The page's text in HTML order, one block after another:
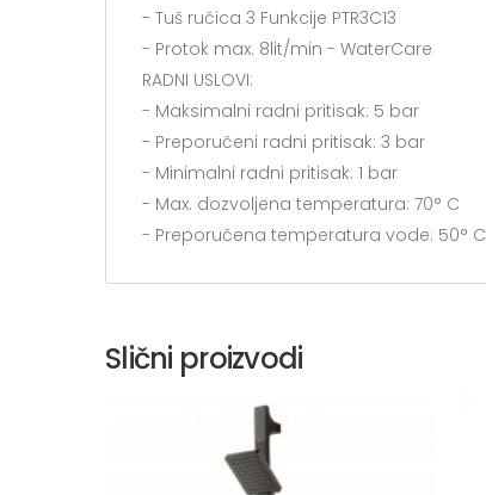
- Tuš ručica 3 Funkcije PTR3C13
- Protok max. 8lit/min - WaterCare
RADNI USLOVI:
- Maksimalni radni pritisak: 5 bar
- Preporučeni radni pritisak: 3 bar
- Minimalni radni pritisak: 1 bar
- Max. dozvoljena temperatura: 70° C
- Preporučena temperatura vode: 50° C
Slični proizvodi